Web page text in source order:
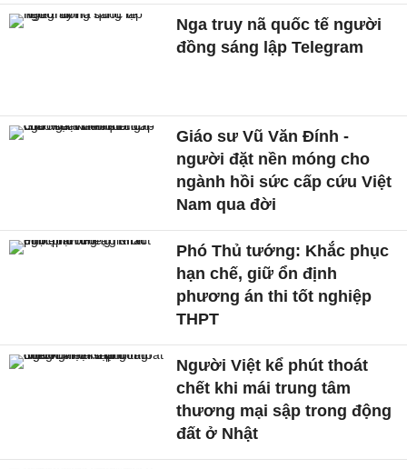
Nga truy nã quốc tế người
đồng sáng lập Telegram
Giáo sư Vũ Văn Đính -
người đặt nền móng cho
ngành hồi sức cấp cứu Việt
Nam qua đời
Phó Thủ tướng: Khắc phục
hạn chế, giữ ổn định
phương án thi tốt nghiệp
THPT
Người Việt kể phút thoát
chết khi mái trung tâm
thương mại sập trong động
đất ở Nhật